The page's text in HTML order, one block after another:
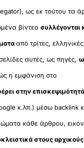
ως εκ τούτου τα
βίντεοσυλλέγονται
από τρίτες,
αυτές, ως πηγές,
η εμφάνιση στο
στην
κ.λπ.) μέσω backlink
κάθε άρθρου,
στους